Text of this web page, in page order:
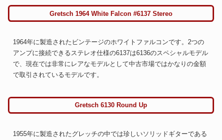
Gretsch 1964 White Falcon #6137 Stereo
1964年に製造されたビンテージのホワイトファルコンです。2つの
アンプに接続できるステレオ仕様の6137は6136のスペシャルモデル
で、現在では非常にレアなモデルとして中古市場ではかなりの金額
で取引されているモデルです。
Gretsch 6130 Round Up
1955年に製造されたグレッチの中では珍しいソリッドギターである